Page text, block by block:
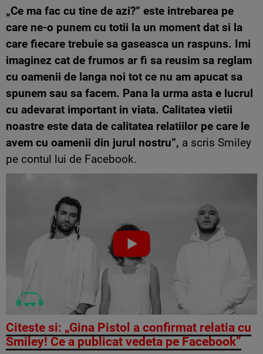
„Ce ma fac cu tine de azi?” este intrebarea pe
care ne-o punem cu totii la un moment dat si la
care fiecare trebuie sa gaseasca un raspuns. Imi
imaginez cat de frumos ar fi sa reusim sa reglam
cu oamenii de langa noi tot ce nu am apucat sa
spunem sau sa facem. Pana la urma asta e lucrul
cu adevarat important in viata. Calitatea vietii
noastre este data de calitatea relatiilor pe care le
avem cu oamenii din jurul nostru”, a scris Smiley
pe contul lui de Facebook.
Citeste si: „Gina Pistol a confirmat relatia cu
Smiley! Ce a publicat vedeta pe Facebook”